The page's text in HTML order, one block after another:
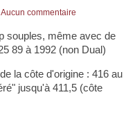
Aucun commentaire
souples, même avec de
89 à 1992 (non Dual)
la côte d'origine : 416 au
jusqu'à 411,5 (côte